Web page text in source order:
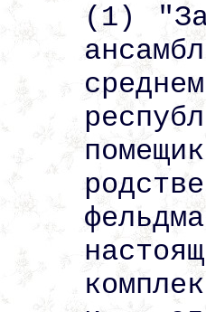
(1)